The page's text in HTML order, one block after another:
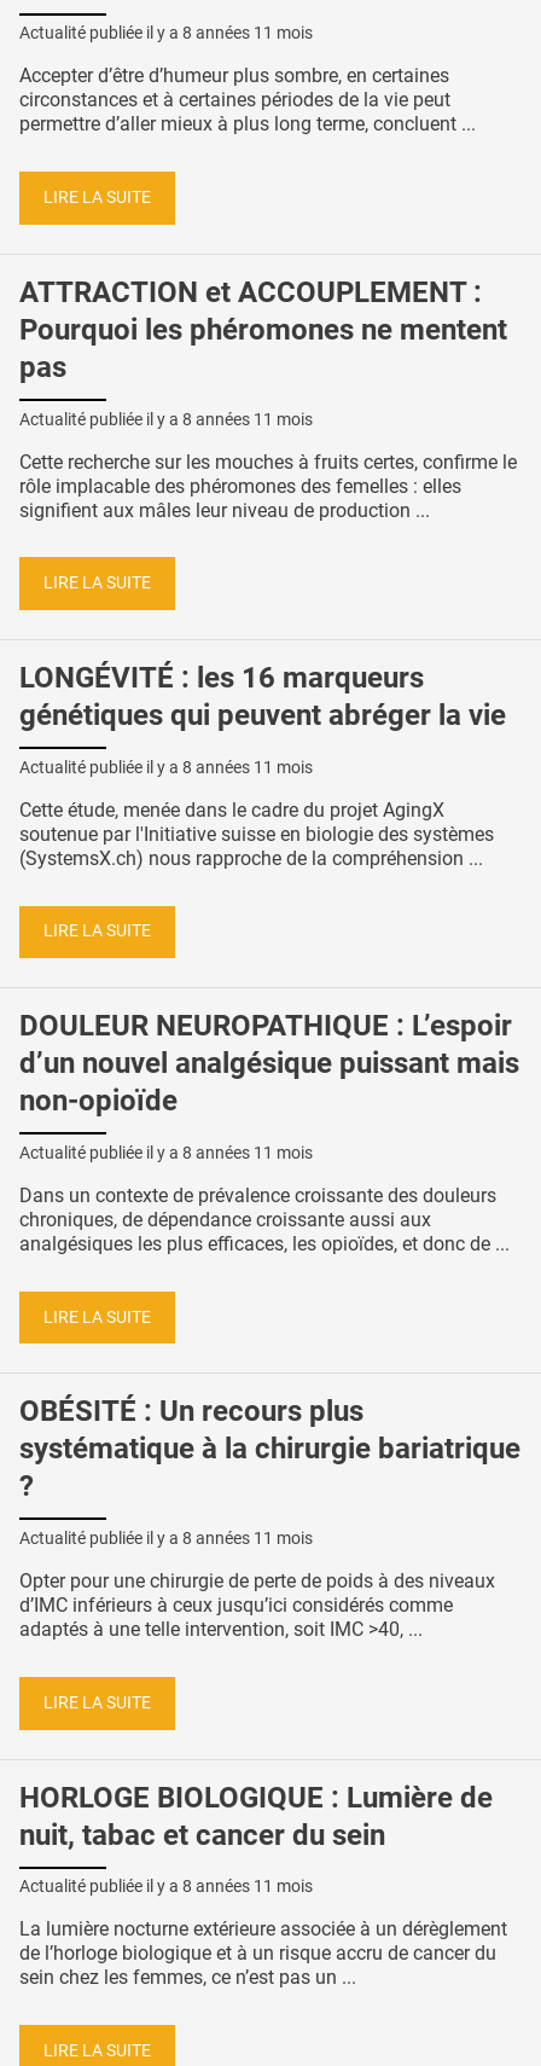
Actualité publiée il y a 8 années 11 mois
Accepter d’être d’humeur plus sombre, en certaines
circonstances et à certaines périodes de la vie peut
permettre d’aller mieux à plus long terme, concluent ...
LIRE LA SUITE
ATTRACTION et ACCOUPLEMENT :
Pourquoi les phéromones ne mentent
pas
Actualité publiée il y a 8 années 11 mois
Cette recherche sur les mouches à fruits certes, confirme le
rôle implacable des phéromones des femelles : elles
signifient aux mâles leur niveau de production ...
LIRE LA SUITE
LONGÉVITÉ : les 16 marqueurs
génétiques qui peuvent abréger la vie
Actualité publiée il y a 8 années 11 mois
Cette étude, menée dans le cadre du projet AgingX
soutenue par l'Initiative suisse en biologie des systèmes
(SystemsX.ch) nous rapproche de la compréhension ...
LIRE LA SUITE
DOULEUR NEUROPATHIQUE : L’espoir
d’un nouvel analgésique puissant mais
non-opioïde
Actualité publiée il y a 8 années 11 mois
Dans un contexte de prévalence croissante des douleurs
chroniques, de dépendance croissante aussi aux
analgésiques les plus efficaces, les opioïdes, et donc de ...
LIRE LA SUITE
OBÉSITÉ : Un recours plus
systématique à la chirurgie bariatrique
?
Actualité publiée il y a 8 années 11 mois
Opter pour une chirurgie de perte de poids à des niveaux
d’IMC inférieurs à ceux jusqu’ici considérés comme
adaptés à une telle intervention, soit IMC >40, ...
LIRE LA SUITE
HORLOGE BIOLOGIQUE : Lumière de
nuit, tabac et cancer du sein
Actualité publiée il y a 8 années 11 mois
La lumière nocturne extérieure associée à un dérèglement
de l’horloge biologique et à un risque accru de cancer du
sein chez les femmes, ce n’est pas un ...
LIRE LA SUITE